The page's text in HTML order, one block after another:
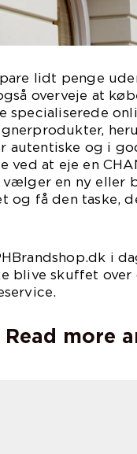
lidt penge
overveje at
specialiserede
autentiske og i
ved at eje en
vælger en ny eller
og få den taske,
i
blive skuffet
Read more